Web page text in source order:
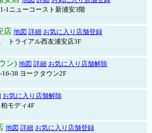
1ニューコースト新浦安3階
店 地図 詳細 お気に入り店舗登録
トライアル西友浦安店3F
ン) 地図 詳細 お気に入り店舗解除
38 ヨークタウン2F
お気に入り店舗解除
モディ4F
地図 詳細 お気に入り店舗登録